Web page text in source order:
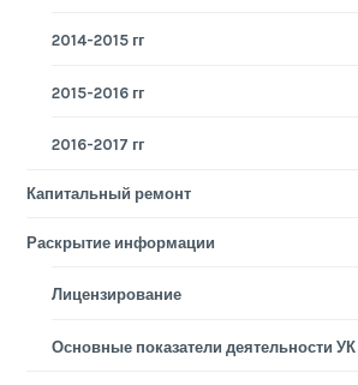
2014-2015 гг
2015-2016 гг
2016-2017 гг
Капитальный ремонт
Раскрытие информации
Лицензирование
Основные показатели деятельности УК